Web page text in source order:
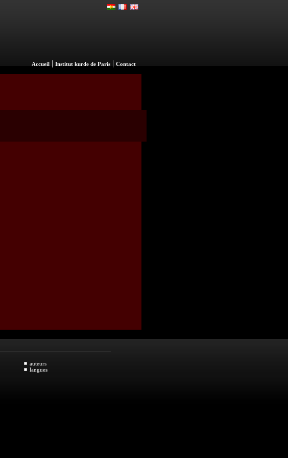
Accueil | Institut kurde de Paris | Contact
auteurs
langues